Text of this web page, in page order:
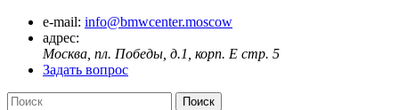
e-mail: info@bmwcenter.moscow
адрес:
Москва, пл. Победы, д.1, корп. E стр. 5
Задать вопрос